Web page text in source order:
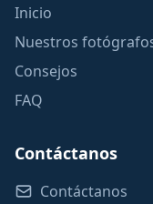
Inicio
Nuestros
Consejos
FAQ
Contáctanos
Contáctanos